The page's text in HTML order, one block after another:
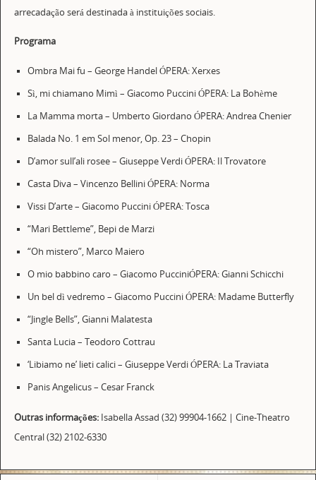
arrecadação será destinada à instituições sociais.
Programa
Ombra Mai fu – George Handel ÓPERA: Xerxes
Sì, mi chiamano Mimì – Giacomo Puccini ÓPERA: La Bohème
La Mamma morta – Umberto Giordano ÓPERA: Andrea Chenier
Balada No. 1 em Sol menor, Op. 23 – Chopin
D’amor sull’ali rosee – Giuseppe Verdi ÓPERA: Il Trovatore
Casta Diva – Vincenzo Bellini ÓPERA: Norma
Vissi D’arte – Giacomo Puccini ÓPERA: Tosca
“Mari Bettleme”, Bepi de Marzi
“Oh mistero”, Marco Maiero
O mio babbino caro – Giacomo PucciniÓPERA: Gianni Schicchi
Un bel dì vedremo – Giacomo Puccini ÓPERA: Madame Butterfly
“Jingle Bells”, Gianni Malatesta
Santa Lucia – Teodoro Cottrau
‘Libiamo ne’ lieti calici – Giuseppe Verdi ÓPERA: La Traviata
Panis Angelicus – Cesar Franck
Outras informações: Isabella Assad (32) 99904-1662 | Cine-Theatro
Central (32) 2102-6330